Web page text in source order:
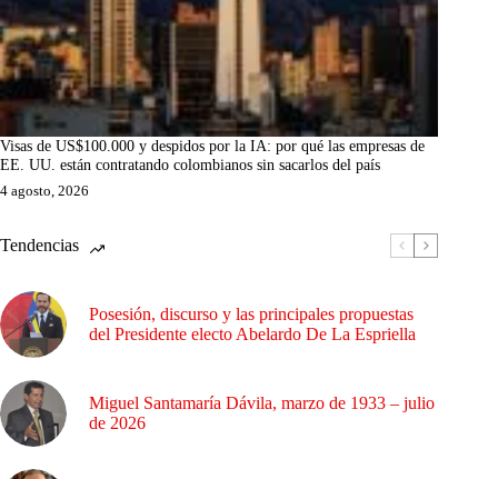
Visas de US$100.000 y despidos por la IA: por qué las empresas de
EE. UU. están contratando colombianos sin sacarlos del país
4 agosto, 2026
Tendencias
Posesión, discurso y las principales propuestas
del Presidente electo Abelardo De La Espriella
Miguel Santamaría Dávila, marzo de 1933 – julio
de 2026